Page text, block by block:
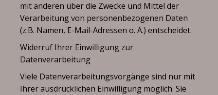
mit anderen über die Zwecke und Mittel der
Verarbeitung von personenbezogenen Daten
(z.B. Namen, E-Mail-Adressen o. Ä.) entscheidet.
Widerruf Ihrer Einwilligung zur
Datenverarbeitung
Viele Datenverarbeitungsvorgänge sind nur mit
Ihrer ausdrücklichen Einwilligung möglich. Sie